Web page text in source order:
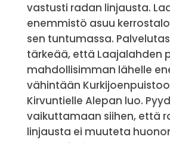
vastusti radan linjausta.
enemmistö asuu
sen tuntumassa.
tärkeää, että Laajalahden
mahdollisimman lähelle
vähintään
Kirvuntielle Alepan luo.
vaikuttamaan siihen, että
linjausta ei muuteta